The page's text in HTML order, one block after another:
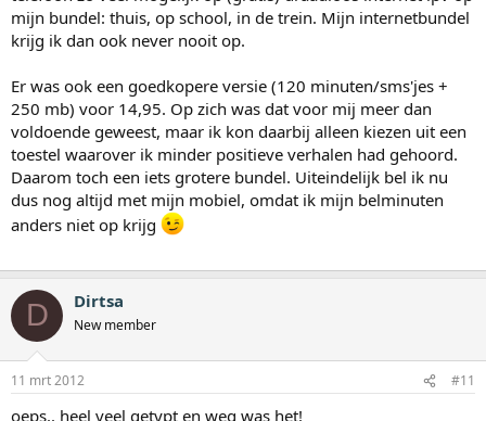
mijn bundel: thuis, op school, in de trein. Mijn internetbundel
krijg ik dan ook never nooit op.
Er was ook een goedkopere versie (120 minuten/sms'jes +
250 mb) voor 14,95. Op zich was dat voor mij meer dan
voldoende geweest, maar ik kon daarbij alleen kiezen uit een
toestel waarover ik minder positieve verhalen had gehoord.
Daarom toch een iets grotere bundel. Uiteindelijk bel ik nu
dus nog altijd met mijn mobiel, omdat ik mijn belminuten
anders niet op krijg
D Dirtsa
New member
11 mrt 2012 #11
oeps.. heel veel getypt en weg was het!